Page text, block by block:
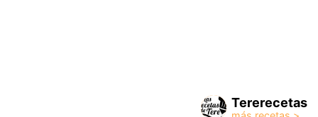
Tererecetas